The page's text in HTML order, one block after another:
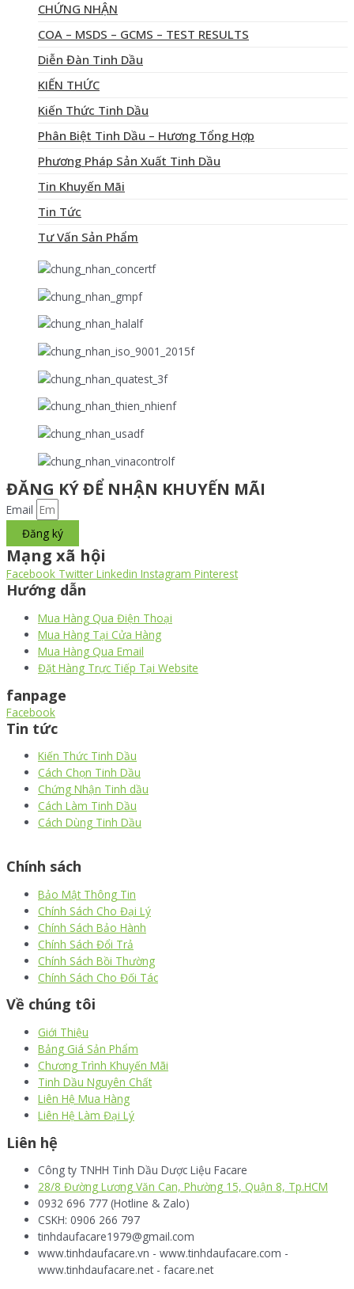
CHỨNG NHẬN
COA – MSDS – GCMS – TEST RESULTS
Diễn Đàn Tinh Dầu
KIẾN THỨC
Kiến Thức Tinh Dầu
Phân Biệt Tinh Dầu – Hương Tổng Hợp
Phương Pháp Sản Xuất Tinh Dầu
Tin Khuyến Mãi
Tin Tức
Tư Vấn Sản Phẩm
ĐĂNG KÝ ĐỂ NHẬN KHUYẾN MÃI
Email
Đăng ký
Mạng xã hội
Facebook Twitter Linkedin Instagram Pinterest
Hướng dẫn
Mua Hàng Qua Điện Thoại
Mua Hàng Tại Cửa Hàng
Mua Hàng Qua Email
Đặt Hàng Trực Tiếp Tại Website
fanpage
Facebook
Tin tức
Kiến Thức Tinh Dầu
Cách Chọn Tinh Dầu
Chứng Nhận Tinh dầu
Cách Làm Tinh Dầu
Cách Dùng Tinh Dầu
Chính sách
Bảo Mật Thông Tin
Chính Sách Cho Đại Lý
Chính Sách Bảo Hành
Chính Sách Đổi Trả
Chính Sách Bồi Thường
Chính Sách Cho Đối Tác
Về chúng tôi
Giới Thiệu
Bảng Giá Sản Phẩm
Chương Trình Khuyến Mãi
Tinh Dầu Nguyên Chất
Liên Hệ Mua Hàng
Liên Hệ Làm Đại Lý
Liên hệ
Công ty TNHH Tinh Dầu Dược Liệu Facare
28/8 Đường Lương Văn Can, Phường 15, Quận 8, Tp.HCM
0932 696 777 (Hotline & Zalo)
CSKH: 0906 266 797
tinhdaufacare1979@gmail.com
www.tinhdaufacare.vn - www.tinhdaufacare.com -
www.tinhdaufacare.net - facare.net